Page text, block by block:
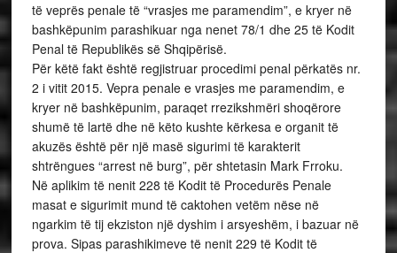
të veprës penale të “vrasjes me paramendim”, e kryer në
bashkëpunim parashikuar nga nenet 78/1 dhe 25 të Kodit
Penal të Republikës së Shqipërisë.
Për këtë fakt është regjistruar procedimi penal përkatës nr.
2 i vitit 2015. Vepra penale e vrasjes me paramendim, e
kryer në bashkëpunim, paraqet rrezikshmëri shoqërore
shumë të lartë dhe në këto kushte kërkesa e organit të
akuzës është për një masë sigurimi të karakterit
shtrëngues “arrest në burg”, për shtetasin Mark Frroku.
Në aplikim të nenit 228 të Kodit të Procedurës Penale
masat e sigurimit mund të caktohen vetëm nëse në
ngarkim të tij ekziston një dyshim i arsyeshëm, i bazuar në
prova. Sipas parashikimeve të nenit 229 të Kodit të